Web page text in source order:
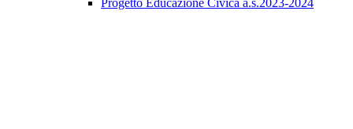
Progetto Educazione Civica a.s.2023-2024